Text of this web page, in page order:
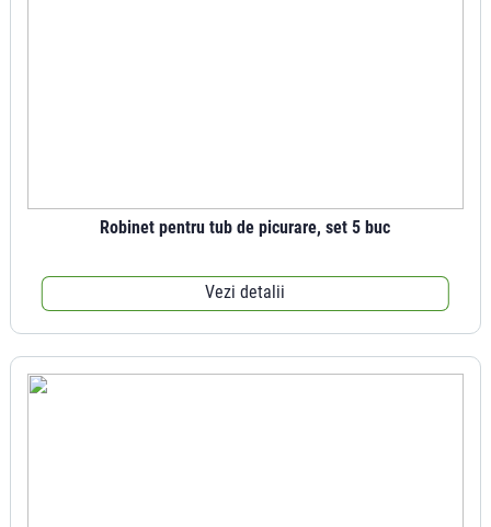
Robinet pentru tub de picurare, set 5 buc
Vezi detalii